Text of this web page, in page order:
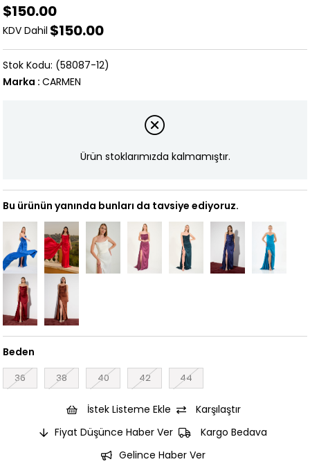
$150.00
KDV Dahil $150.00
(58087-12)
Marka : CARMEN
Ürün stoklarımızda kalmamıştır.
Bu ürünün yanında bunları da tavsiye ediyoruz.
Beden
36 38 40 42 44
İstek Listeme Ekle
Karşılaştır
Fiyat Düşünce Haber Ver
Kargo Bedava
Gelince Haber Ver